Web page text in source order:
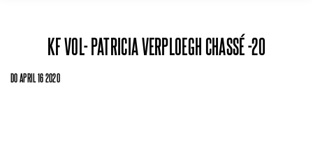
KF VOL- PATRICIA VERPLOEGH CHASSÉ -20
DO APRIL 16 2020